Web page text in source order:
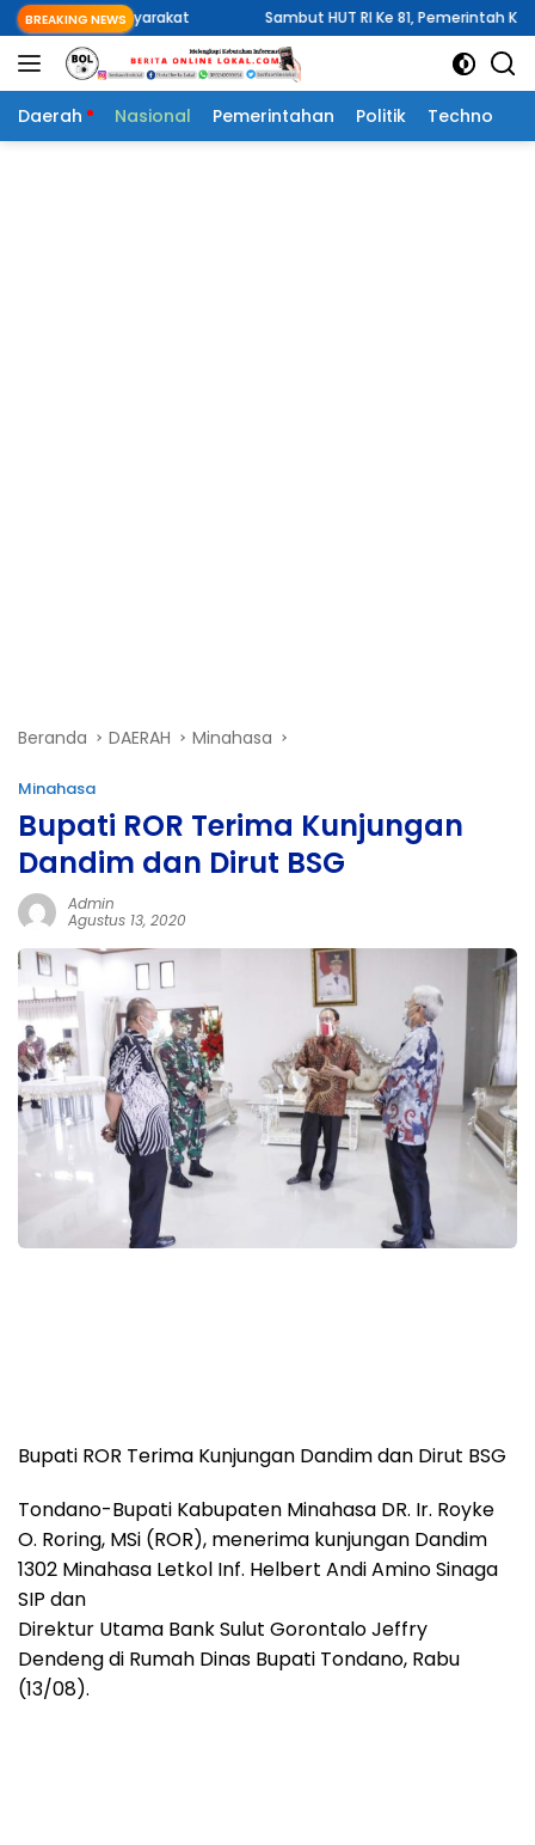
Langsung
ke
konten
BREAKING NEWS
Masyarakat Sambut HUT RI Ke 81, Pemerintah Kelurahan
Daerah Nasional Pemerintahan Politik Techno
Beranda DAERAH Minahasa
Minahasa
Bupati ROR Terima Kunjungan
Dandim dan Dirut BSG
Admin
Agustus 13, 2020
Bupati ROR Terima Kunjungan Dandim dan Dirut BSG
Tondano-Bupati Kabupaten Minahasa DR. Ir. Royke
O. Roring, MSi (ROR), menerima kunjungan Dandim
1302 Minahasa Letkol Inf. Helbert Andi Amino Sinaga
SIP dan
Direktur Utama Bank Sulut Gorontalo Jeffry
Dendeng di Rumah Dinas Bupati Tondano, Rabu
(13/08).